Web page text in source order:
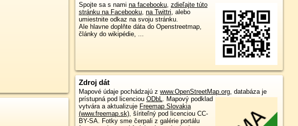
Spojte sa s nami na facebooku, zdieľajte túto
stránku na Facebooku, na Twittri, alebo
umiestnite odkaz na svoju stránku.
Ale hlavne doplňte dáta do Openstreetmap,
články do wikipédie, ...
Zdroj dát
Mapové údaje pochádzajú z www.OpenStreetMap.org, databáza je
prístupná pod licenciou ODbL. Mapový podklad
vytvára a aktualizuje Freemap Slovakia
(www.freemap.sk), šíriteľný pod licenciou CC-
BY-SA. Fotky sme čerpali z galérie portálu